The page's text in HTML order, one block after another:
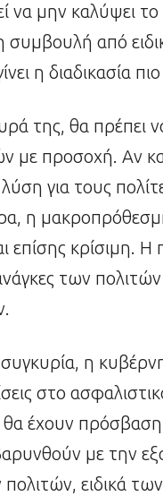
να μην καλύψει
από
η διαδικασία
της, θα πρέπει
με προσοχή. Αν
για τους
η
επίσης κρίσιμη. Η
των
η
στο
θα έχουν
με την
ειδικά των